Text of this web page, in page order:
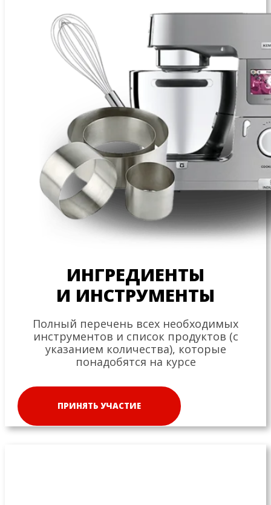
ИНГРЕДИЕНТЫ
И ИНСТРУМЕНТЫ
Полный перечень всех необходимых
инструментов и список продуктов (с
указанием количества), которые
понадобятся на курсе
ПРИНЯТЬ УЧАСТИЕ